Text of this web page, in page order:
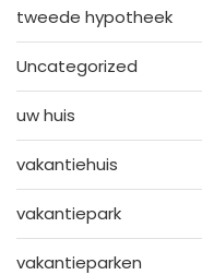
tweede hypotheek
Uncategorized
uw huis
vakantiehuis
vakantiepark
vakantieparken